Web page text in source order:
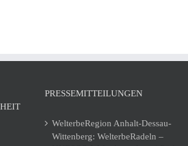
U
PRESSEMITTEILUNGEN
WelterbeRegion Anhalt-Dessau-
Wittenberg: WelterbeRadeln –